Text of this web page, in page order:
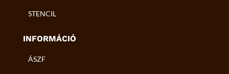
STENCIL
INFORMÁCIÓ
ÁSZF